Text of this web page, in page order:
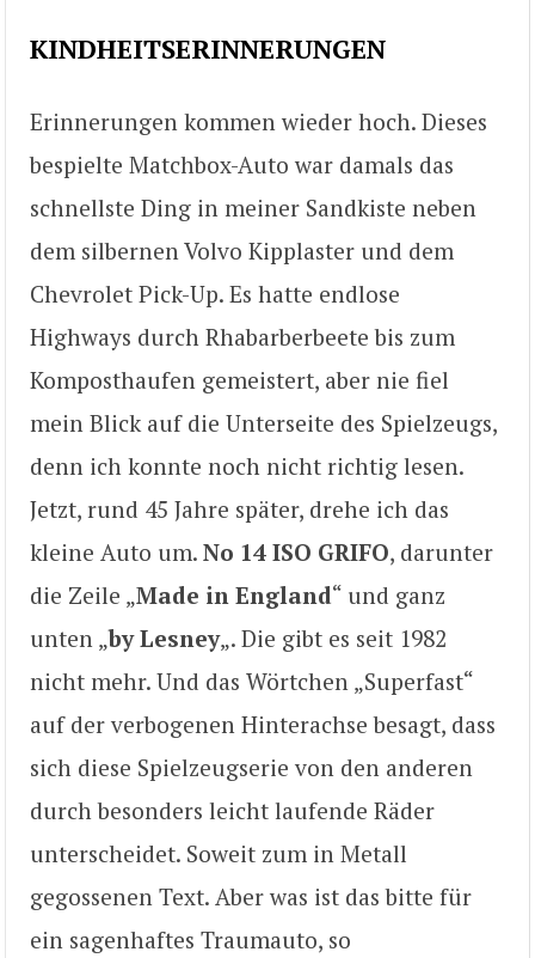
KINDHEITSERINNERUNGEN
Erinnerungen kommen wieder hoch. Dieses
bespielte Matchbox-Auto war damals das
schnellste Ding in meiner Sandkiste neben
dem silbernen Volvo Kipplaster und dem
Chevrolet Pick-Up. Es hatte endlose
Highways durch Rhabarberbeete bis zum
Komposthaufen gemeistert, aber nie fiel
mein Blick auf die Unterseite des Spielzeugs,
denn ich konnte noch nicht richtig lesen.
Jetzt, rund 45 Jahre später, drehe ich das
kleine Auto um. No 14 ISO GRIFO, darunter
die Zeile „Made in England“ und ganz
unten „by Lesney„. Die gibt es seit 1982
nicht mehr. Und das Wörtchen „Superfast“
auf der verbogenen Hinterachse besagt, dass
sich diese Spielzeugserie von den anderen
durch besonders leicht laufende Räder
unterscheidet. Soweit zum in Metall
gegossenen Text. Aber was ist das bitte für
ein sagenhaftes Traumauto, so